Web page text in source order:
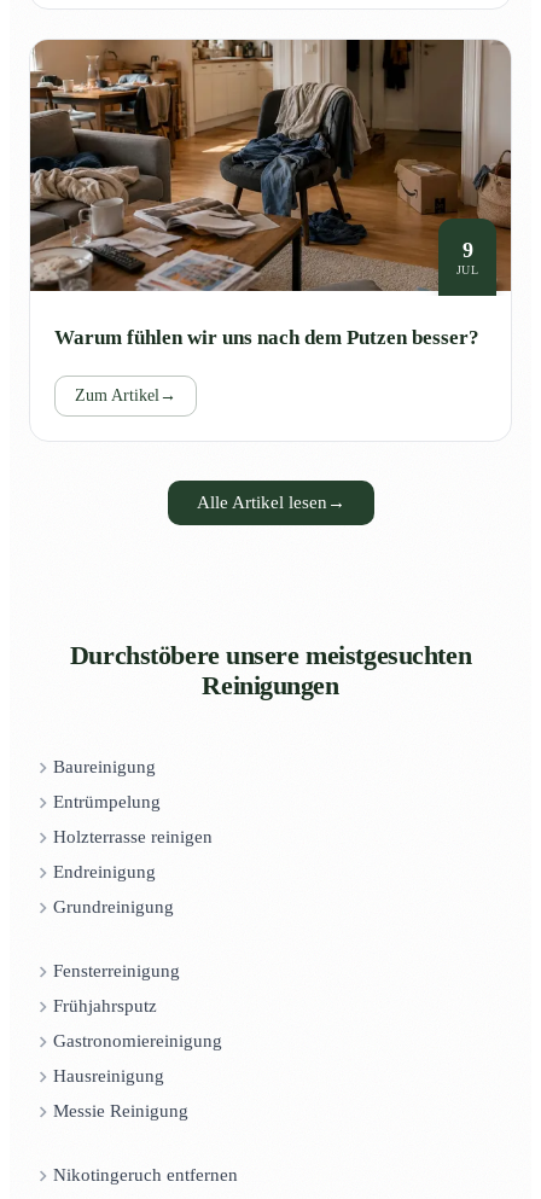
9
JUL
Warum fühlen wir uns nach dem Putzen besser?
Zum Artikel→
Alle Artikel lesen →
Durchstöbere unsere meistgesuchten
Reinigungen
Baureinigung
Entrümpelung
Holzterrasse reinigen
Endreinigung
Grundreinigung
Fensterreinigung
Frühjahrsputz
Gastronomiereinigung
Hausreinigung
Messie Reinigung
Nikotingeruch entfernen